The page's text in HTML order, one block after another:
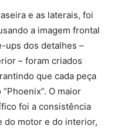
e as laterais, foi
a imagem frontal
ups dos detalhes –
– foram criados
que cada peça
O maior
foi a consistência
do motor e do interior,